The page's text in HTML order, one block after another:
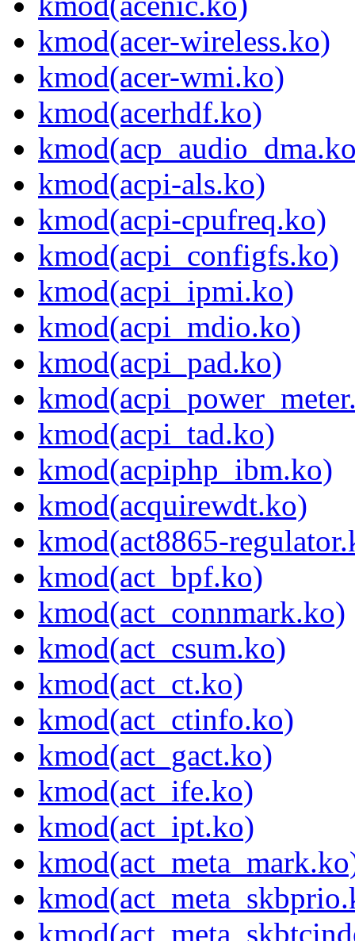
kmod(acer-wireless.ko)
kmod(acer-wmi.ko)
kmod(acerhdf.ko)
kmod(acpi-als.ko)
kmod(acpi-cpufreq.ko)
kmod(acpi_configfs.ko)
kmod(acpi_ipmi.ko)
kmod(acpi_mdio.ko)
kmod(acpi_pad.ko)
kmod(acpi_tad.ko)
kmod(acpiphp_ibm.ko)
kmod(acquirewdt.ko)
kmod(act8865-
kmod(act_bpf.ko)
kmod(act_connmark.ko)
kmod(act_csum.ko)
kmod(act_ct.ko)
kmod(act_ctinfo.ko)
kmod(act_gact.ko)
kmod(act_ife.ko)
kmod(act_ipt.ko)